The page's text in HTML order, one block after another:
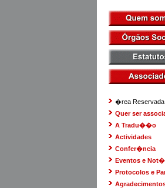
�rea Reservada
Quer ser
A Tradu��o
Actividades
Confer�ncia
Eventos e
Protocolos e